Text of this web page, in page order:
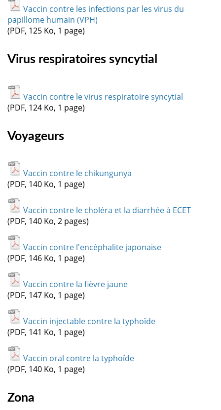
Vaccin contre les infections par les virus du
papillome humain (VPH)
(PDF, 125 Ko, 1 page)
Virus respiratoires syncytial
Vaccin contre le virus respiratoire syncytial
(PDF, 124 Ko, 1 page)
Voyageurs
Vaccin contre le chikungunya
(PDF, 140 Ko, 1 page)
Vaccin contre le choléra et la diarrhée à ECET
(PDF, 140 Ko, 2 pages)
Vaccin contre l'encéphalite japonaise
(PDF, 146 Ko, 1 page)
Vaccin contre la fièvre jaune
(PDF, 147 Ko, 1 page)
Vaccin injectable contre la typhoïde
(PDF, 141 Ko, 1 page)
Vaccin oral contre la typhoïde
(PDF, 140 Ko, 1 page)
Zona